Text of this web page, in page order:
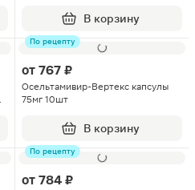
В корзину
По рецепту
от 767 ₽
Осельтамивир-Вертекс капсулы
75мг 10шт
В корзину
По рецепту
от 784 ₽